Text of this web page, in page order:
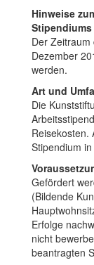
Hinweise
Stipendiums
Der Zeitraum
Dezember
werden.
Art und
Die
Reisekosten.
Stipendium
Gefördert
(Bildende
Erfolge
nicht
beantragten